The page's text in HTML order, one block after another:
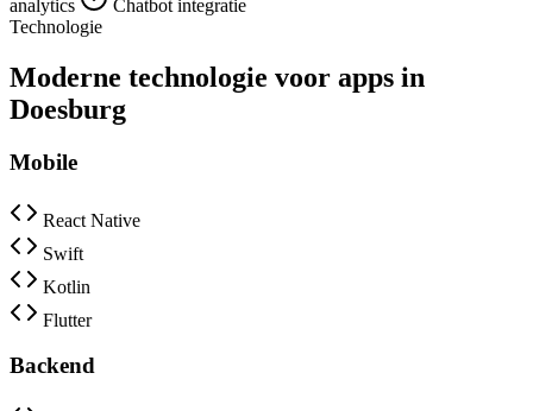
analytics
Chatbot integratie
Technologie
Moderne technologie voor apps in
Doesburg
Mobile
React Native
Swift
Kotlin
Flutter
Backend